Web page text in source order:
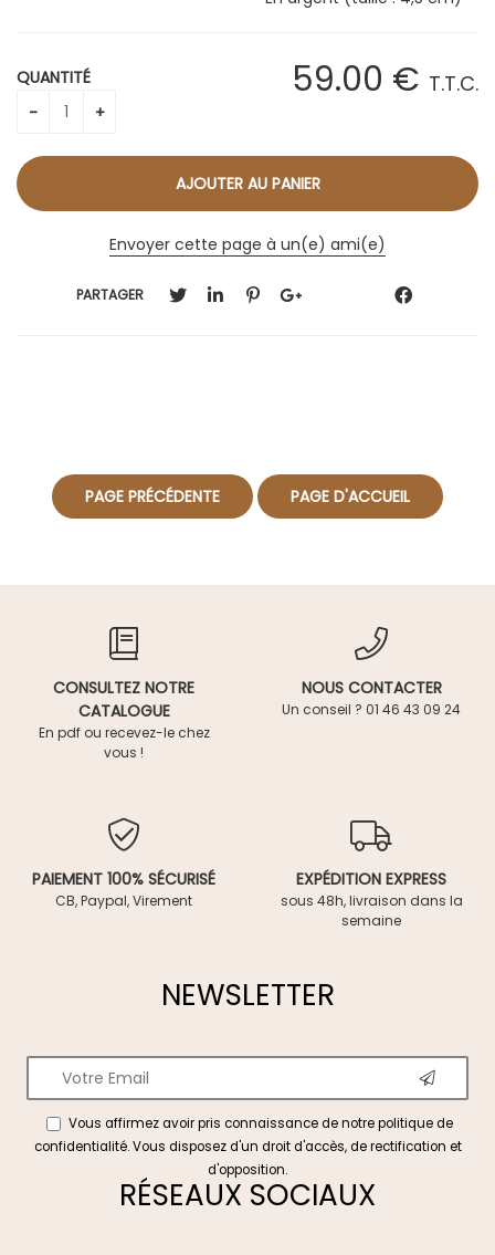
59.00 € T.T.C.
QUANTITÉ
Envoyer cette page à un(e) ami(e)
PARTAGER
CONSULTEZ NOTRE
CATALOGUE
En pdf ou recevez-le chez
vous !
NOUS CONTACTER
Un conseil ? 01 46 43 09 24
PAIEMENT 100% SÉCURISÉ
CB, Paypal, Virement
EXPÉDITION EXPRESS
sous 48h, livraison dans la
semaine
NEWSLETTER
Vous affirmez avoir pris connaissance de notrepolitique de
confidentialité. Vous disposez d'un droit d'accès, de rectification et
d'opposition.
RÉSEAUX SOCIAUX